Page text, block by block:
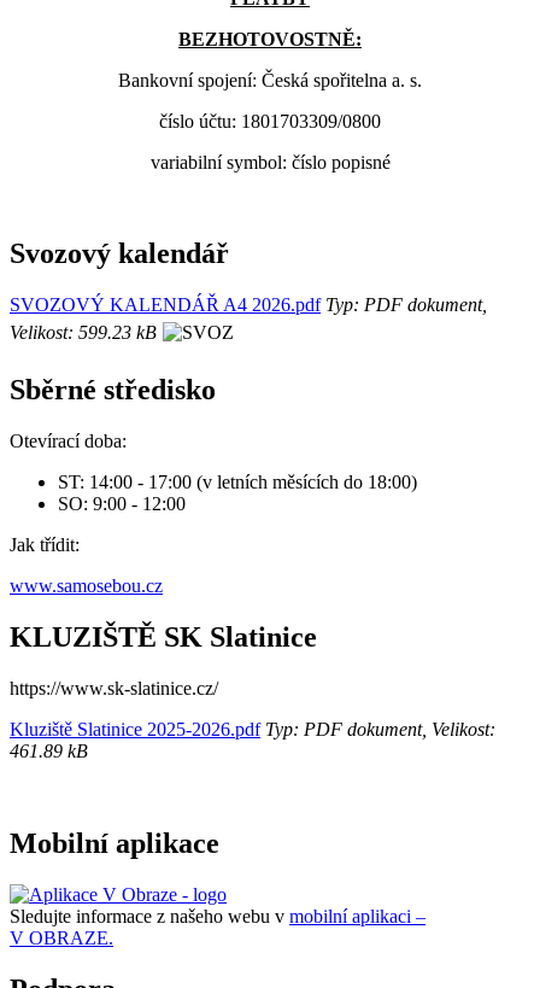
BEZHOTOVOSTNĚ:
Bankovní spojení: Česká spořitelna a. s.
číslo účtu: 1801703309/0800
variabilní symbol: číslo popisné
Svozový kalendář
SVOZOVÝ KALENDÁŘ A4 2026.pdfTyp: PDF dokument,
Velikost: 599.23 kB
Sběrné středisko
Otevírací doba:
ST: 14:00 - 17:00 (v letních měsících do 18:00)
SO: 9:00 - 12:00
Jak třídit:
www.samosebou.cz
KLUZIŠTĚ SK Slatinice
https://www.sk-slatinice.cz/
Kluziště Slatinice 2025-2026.pdfTyp: PDF dokument, Velikost:
461.89 kB
Mobilní aplikace
Sledujte informace z našeho webu v mobilní aplikaci –
V OBRAZE.